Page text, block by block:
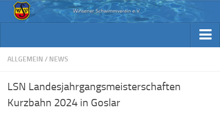
Verein / Kontakt
Sponsoren
Aktuelles
Trainingsplan
ALLGEMEIN / NEWS
LSN Landesjahrgangsmeisterschaften
Kurzbahn 2024 in Goslar